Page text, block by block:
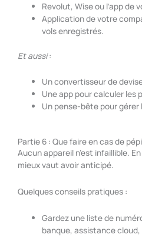
Revolut, Wise ou l’app de
Application de votre
vols enregistrés.
Et aussi:
Un convertisseur de
Une app pour calculer les
Un pense-bête pour gérer
Partie 6 : Que faire en cas de
Aucun appareil n’est infaillible.
mieux vaut avoir anticipé.
Quelques conseils pratiques :
Gardez une liste de
banque, assistance